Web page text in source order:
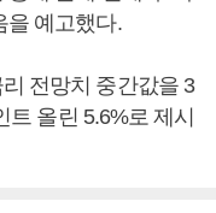
을 예고했다.
전망치 중간값을 3
올린 5.6%로 제시